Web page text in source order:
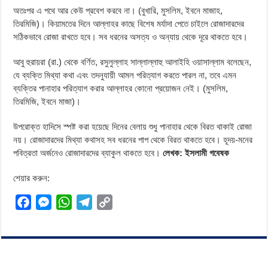
অতঃপর এ পথে আর কেউ প্রবেশ করবে না। (বুখারি, মুসলিম, ইবনে মাজাহ,
তিরমিজি)। কিয়ামতের দিনে আল্লাহর কাছে বিশেষ মর্যাদা পেতে চাইলে রোজাদারদের
সঠিকভাবে রোজা রাখতে হবে। সব ধরনের অসত্য ও অন্যায় থেকে দূরে থাকতে হবে।
আবু হুরায়রা (রা.) থেকে বর্ণিত, রসুলুল্লাহ সাল্লাল্লাহু আলাইহি ওয়াসাল্লাম বলেছেন,
যে ব্যক্তি মিথ্যা কথা এবং তদনুযায়ী আমল পরিত্যাগ করতে পারল না, তবে এমন
ব্যক্তির পানাহার পরিত্যাগ করার আল্লাহর কোনো প্রয়োজন নেই। (মুসলিম,
তিরমিজি, ইবনে মাজা)।
উপরোক্ত হাদিসে স্পষ্ট করা হয়েছে দিনের বেলায় শুধু পানাহার থেকে বিরত থাকাই রোজা
নয়। রোজাদারদের মিথ্যা কথাসহ সব ধরনের পাপ থেকে বিরত থাকতে হবে। হূদয়-মনের
পবিত্রতা অর্জনেও রোজাদারদের ব্যাকুল থাকতে হবে।লেখক: ইসলামী গবেষক
শেয়ার করুন:
M
W